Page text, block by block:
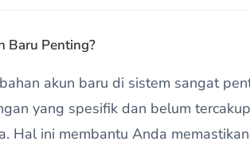
Baru Penting?
akun baru di sistem sangat
yang spesifik dan belum
Hal ini membantu Anda